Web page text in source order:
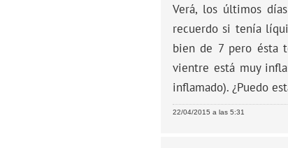
Verá, los últimos
recuerdo si tenía
bien de 7 pero ésta
vientre está muy
inflamado). ¿Puedo
22/04/2015 a las 5:31